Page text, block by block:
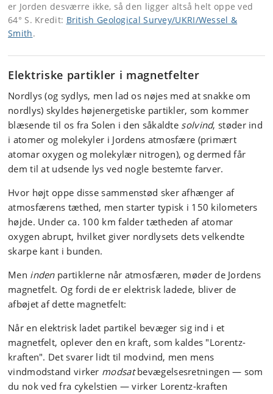
er Jorden desværre ikke, så den ligger altså helt oppe ved
64° S. Kredit: British Geological Survey/UKRI/Wessel &
Smith.
Elektriske partikler i magnetfelter
Nordlys (og sydlys, men lad os nøjes med at snakke om
nordlys) skyldes højenergetiske partikler, som kommer
blæsende til os fra Solen i den såkaldte solvind, støder ind
i atomer og molekyler i Jordens atmosfære (primært
atomar oxygen og molekylær nitrogen), og dermed får
dem til at udsende lys ved nogle bestemte farver.
Hvor højt oppe disse sammenstød sker afhænger af
atmosfærens tæthed, men starter typisk i 150 kilometers
højde. Under ca. 100 km falder tætheden af atomar
oxygen abrupt, hvilket giver nordlysets dets velkendte
skarpe kant i bunden.
Men indenpartiklerne når atmosfæren, møder de Jordens
magnetfelt. Og fordi de er elektrisk ladede, bliver de
afbøjet af dette magnetfelt:
Når en elektrisk ladet partikel bevæger sig ind i et
magnetfelt, oplever den en kraft, som kaldes "Lorentz-
kraften". Det svarer lidt til modvind, men mens
vindmodstand virker modsatbevægelsesretningen — som
du nok ved fra cykelstien — virker Lorentz-kraften